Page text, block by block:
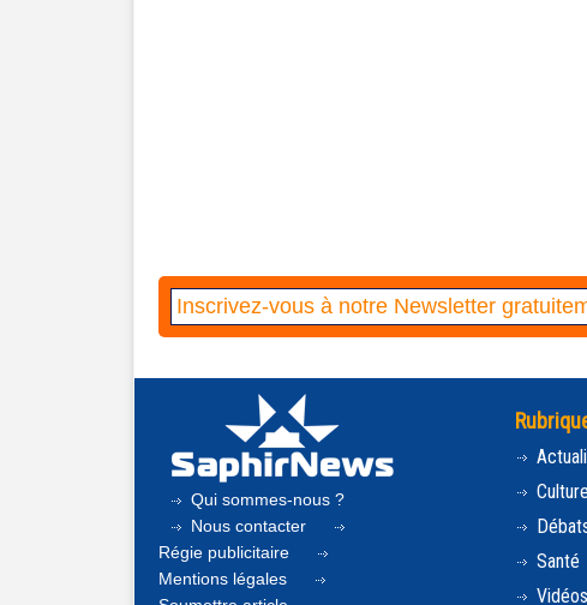
Qui sommes-nous ?
Nous contacter
Régie publicitaire
Mentions légales
Culture
Santé
Vidéos